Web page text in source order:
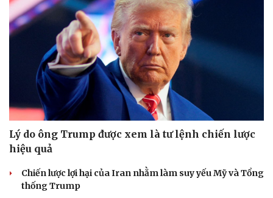
Lý do ông Trump được xem là tư lệnh chiến lược
hiệu quả
Chiến lược lợi hại của Iran nhằm làm suy yếu Mỹ và Tổng
thống Trump